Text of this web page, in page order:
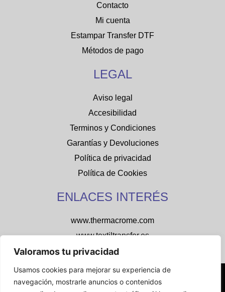
Valoramos tu privacidad
Usamos cookies para mejorar su experiencia de
navegación, mostrarle anuncios o contenidos
Contacto
Mi cuenta
Estampar Transfer DTF
Métodos de pago
LEGAL
Aviso legal
Accesibilidad
Terminos y Condiciones
Garantías y Devoluciones
Política de privacidad
Política de Cookies
ENLACES INTERÉS
www.thermacrome.com
www.textiltransfer.es
cs77personalizados.com
Copyright © 2026 DTF ONLINE – Todos los derechos